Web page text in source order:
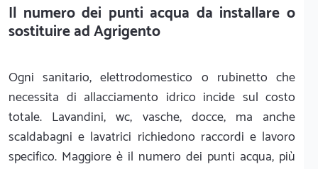
Il numero dei punti acqua da installare o
sostituire ad Agrigento
Ogni sanitario, elettrodomestico o rubinetto che
necessita di allacciamento idrico incide sul costo
totale. Lavandini, wc, vasche, docce, ma anche
scaldabagni e lavatrici richiedono raccordi e lavoro
specifico. Maggiore è il numero dei punti acqua, più